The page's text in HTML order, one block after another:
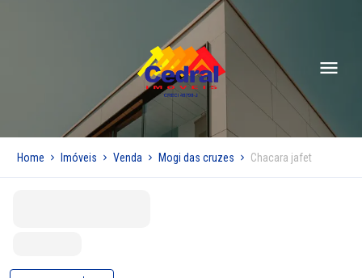
Home Imóveis Venda Mogi das cruzes Chacara jafet